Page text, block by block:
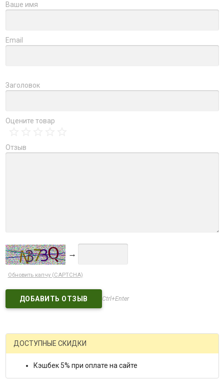
Ваше имя
Email
Заголовок
Оцените товар
Отзыв
→
Обновить капчу (CAPTCHA)
Ctrl+Enter
ДОСТУПНЫЕ СКИДКИ
Кэшбек 5% при оплате на сайте